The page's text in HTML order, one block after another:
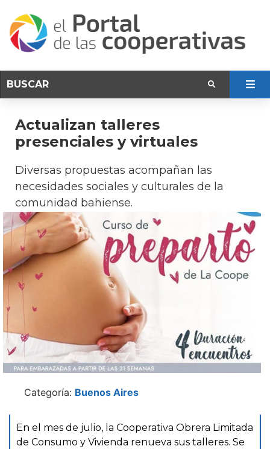
Actualizan talleres
presenciales y virtuales
Diversas propuestas acompañan las
necesidades sociales y culturales de la
comunidad bahiense.
Categoría: Buenos Aires
En el mes de julio, la Cooperativa Obrera Limitada
de Consumo y Vivienda renueva sus talleres. Se